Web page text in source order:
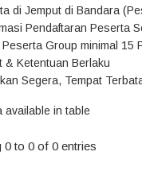
di Jemput di Bandara
Pendaftaran Peserta
Peserta Group minimal 15
& Ketentuan Berlaku
Segera, Tempat
available in table
0 to 0 of 0 entries